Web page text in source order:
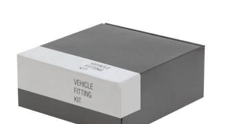
hvězdiček.